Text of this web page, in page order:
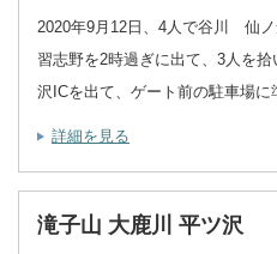
2020年9月12日、4人で谷川 仙
習志野を2時過ぎに出て、3人を
沢ICを出て、ゲート前の駐車場に
詳細を見る
滝子山 大鹿川 平ツ沢